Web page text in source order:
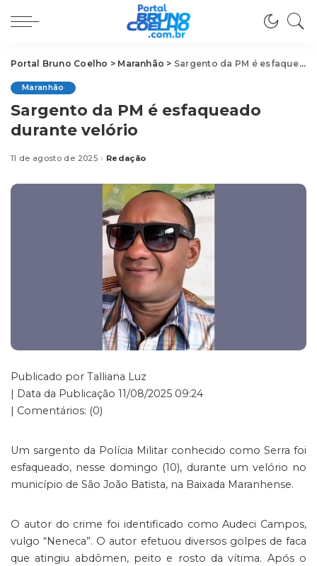
Portal Bruno Coelho > Maranhão > Sargento da PM é esfaqueado durante velório
Maranhão
Sargento da PM é esfaqueado
durante velório
11 de agosto de 2025Posted
Redação
Publicado por Talliana Luz
| Data da Publicação 11/08/2025 09:24
| Comentários: (0)
Um sargento da Polícia Militar conhecido como Serra foi
esfaqueado, nesse domingo (10), durante um velório no
município de São João Batista, na Baixada Maranhense.
O autor do crime foi identificado como Audeci Campos,
vulgo “Neneca”. O autor efetuou diversos golpes de faca
que atingiu abdômen, peito e rosto da vítima. Após o